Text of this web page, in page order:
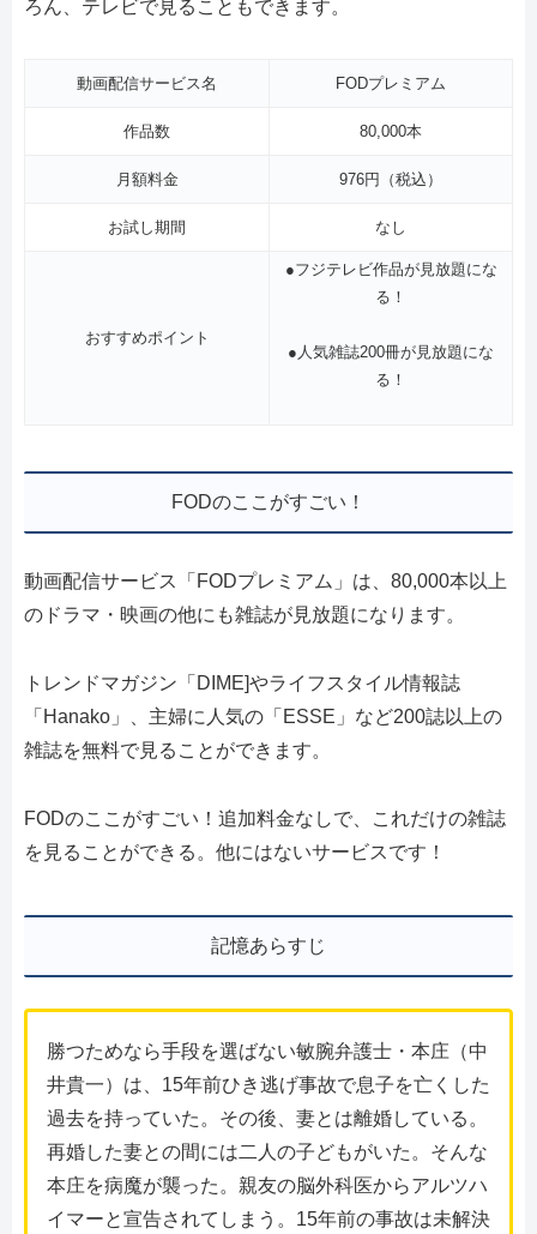
ろん、テレビで見ることもできます。
動画配信サービス名 FODプレミアム
作品数 80,000本
月額料金 976円（税込）
お試し期間 なし
おすすめポイント
●フジテレビ作品が見放題にな
る！
●人気雑誌200冊が見放題にな
る！
FODのここがすごい！
動画配信サービス「FODプレミアム」は、80,000本以上
のドラマ・映画の他にも雑誌が見放題になります。
トレンドマガジン「DIME]やライフスタイル情報誌
「Hanako」、主婦に人気の「ESSE」など200誌以上の
雑誌を無料で見ることができます。
FODのここがすごい！追加料金なしで、これだけの雑誌
を見ることができる。他にはないサービスです！
記憶あらすじ
勝つためなら手段を選ばない敏腕弁護士・本庄（中
井貴一）は、15年前ひき逃げ事故で息子を亡くした
過去を持っていた。その後、妻とは離婚している。
再婚した妻との間には二人の子どもがいた。そんな
本庄を病魔が襲った。親友の脳外科医からアルツハ
イマーと宣告されてしまう。15年前の事故は未解決